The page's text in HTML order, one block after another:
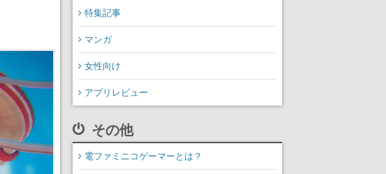
特集記事
マンガ
女性向け
アプリレビュー
その他
電ファミニコゲーマーとは？